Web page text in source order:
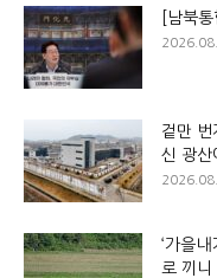
[남북
겉만
신 광산
‘가을
로 끼니